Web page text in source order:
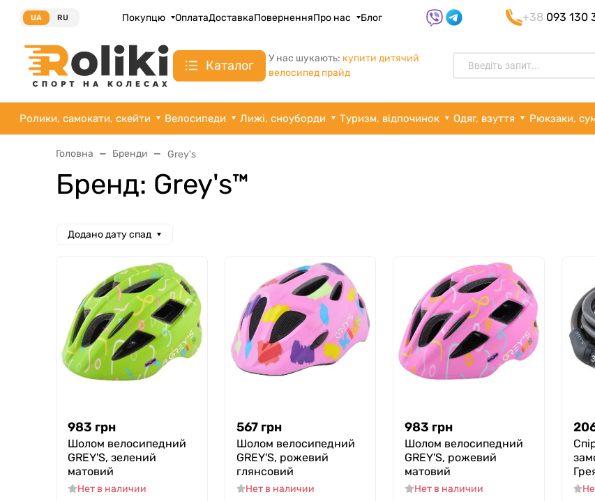
UA RU Покупцю ОплатаДоставкаПоверненняПро нас Блог +38 093 130
Каталог У нас шукають: купити дитячий
велосипед прайд
Ролики, самокати, скейти Велосипеди Лижі, сноуборди Туризм, відпочинок Одяг, взуття Рюкзаки,
Головна Бренди Grey's
Бренд: Grey's™
Додано дату спад
983 грн
Шолом велосипедний
GREY'S, зелений
матовий
Нет в наличии
567 грн
Шолом велосипедний
GREY'S, рожевий
глянсовий
Нет в наличии
983 грн
Шолом велосипедний
GREY'S, рожевий
матовий
Нет в наличии